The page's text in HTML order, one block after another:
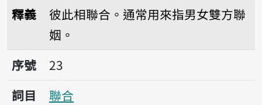
釋義
彼此相聯合。通常用來指男女雙方聯
姻。
序號23聯合
序號
23
詞目
聯合